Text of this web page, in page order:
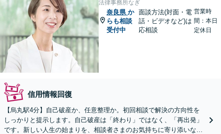
法律事務所なぎ
奈良県 か
らも相談
受付中
面談方法(対面・電
話・ビデオなど)は
応相談
営業時
間：本日
定休日
信用情報回復
【烏丸駅4分】自己破産か、任意整理か。初回相談で解決の方向性を
しっかりと提示します。自己破産は「終わり」ではなく、「再出発」
です。新しい人生の始まりを、相談者さまのお気持ちに寄り添いなが